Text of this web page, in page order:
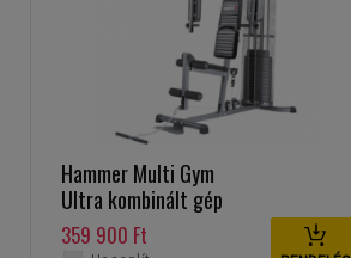
Hammer Multi Gym
Ultra kombinált gép
359 900 Ft